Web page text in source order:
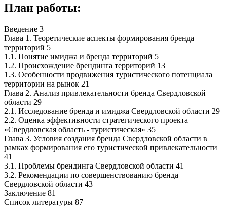
План работы:
Введение 3
Глава 1. Теоретические аспекты формирования бренда
территорий 5
1.1. Понятие имиджа и бренда территорий 5
1.2. Происхождение брендинга территорий 13
1.3. Особенности продвижения туристического потенциала
территории на рынок 21
Глава 2. Анализ привлекательности бренда Свердловской
области 29
2.1. Исследование бренда и имиджа Свердловской области 29
2.2. Оценка эффективности стратегического проекта
«Свердловская область - туристическая» 35
Глава 3. Условия создания бренда Свердловской области в
рамках формирования его туристической привлекательности
41
3.1. Проблемы брендинга Свердловской области 41
3.2. Рекомендации по совершенствованию бренда
Свердловской области 43
Заключение 81
Список литературы 87